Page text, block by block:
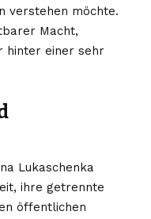
verstehen möchte.
Macht,
hinter einer sehr
Lukaschenka
ihre getrennte
öffentlichen